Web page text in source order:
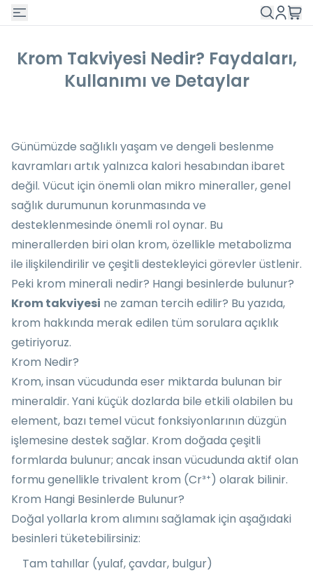
Krom Takviyesi Nedir? Faydaları,
Kullanımı ve Detaylar
Günümüzde sağlıklı yaşam ve dengeli beslenme
kavramları artık yalnızca kalori hesabından ibaret
değil. Vücut için önemli olan mikro mineraller, genel
sağlık durumunun korunmasında ve
desteklenmesinde önemli rol oynar. Bu
minerallerden biri olan krom, özellikle metabolizma
ile ilişkilendirilir ve çeşitli destekleyici görevler üstlenir.
Peki krom minerali nedir? Hangi besinlerde bulunur?
Krom takviyesi ne zaman tercih edilir? Bu yazıda,
krom hakkında merak edilen tüm sorulara açıklık
getiriyoruz.
Krom Nedir?
Krom, insan vücudunda eser miktarda bulunan bir
mineraldir. Yani küçük dozlarda bile etkili olabilen bu
element, bazı temel vücut fonksiyonlarının düzgün
işlemesine destek sağlar. Krom doğada çeşitli
formlarda bulunur; ancak insan vücudunda aktif olan
formu genellikle trivalent krom (Cr³⁺) olarak bilinir.
Krom Hangi Besinlerde Bulunur?
Doğal yollarla krom alımını sağlamak için aşağıdaki
besinleri tüketebilirsiniz:
Tam tahıllar (yulaf, çavdar, bulgur)